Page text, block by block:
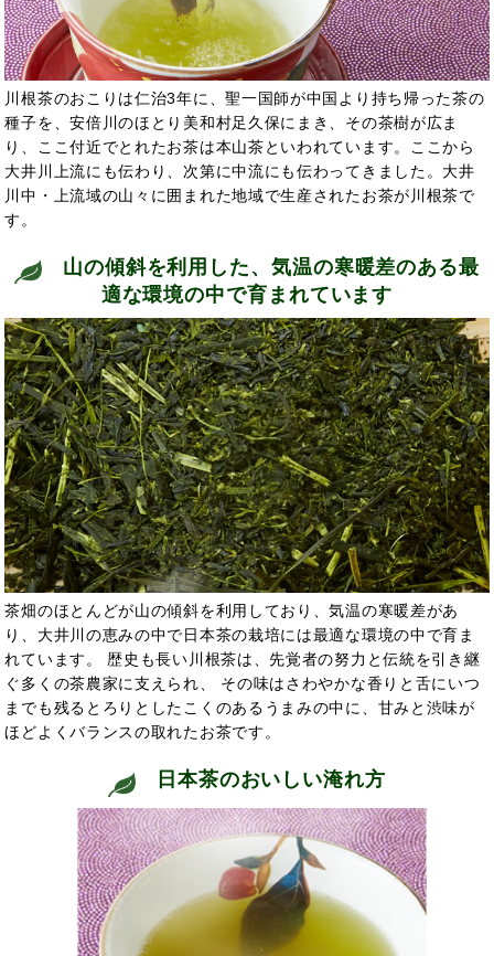
川根茶のおこりは仁治3年に、聖一国師が中国より持ち帰った茶の
種子を、安倍川のほとり美和村足久保にまき、その茶樹が広ま
り、ここ付近でとれたお茶は本山茶といわれています。ここから
大井川上流にも伝わり、次第に中流にも伝わってきました。大井
川中・上流域の山々に囲まれた地域で生産されたお茶が川根茶で
す。
山の傾斜を利用した、気温の寒暖差のある最
適な環境の中で育まれています
茶畑のほとんどが山の傾斜を利用しており、気温の寒暖差があ
り、大井川の恵みの中で日本茶の栽培には最適な環境の中で育ま
れています。 歴史も長い川根茶は、先覚者の努力と伝統を引き継
ぐ多くの茶農家に支えられ、 その味はさわやかな香りと舌にいつ
までも残るとろりとしたこくのあるうまみの中に、甘みと渋味が
ほどよくバランスの取れたお茶です。
日本茶のおいしい淹れ方